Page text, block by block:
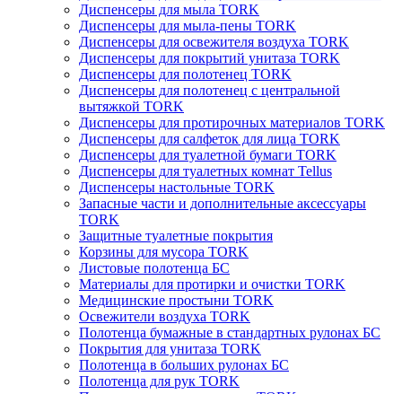
Диспенсеры для мыла TORK
Диспенсеры для мыла-пены TORK
Диспенсеры для освежителя воздуха TORK
Диспенсеры для покрытий унитаза TORK
Диспенсеры для полотенец TORK
Диспенсеры для полотенец с центральной
вытяжкой TORK
Диспенсеры для протирочных материалов TORK
Диспенсеры для салфеток для лица TORK
Диспенсеры для туалетной бумаги TORK
Диспенсеры для туалетных комнат Tellus
Диспенсеры настольные TORK
Запасные части и дополнительные аксессуары
TORK
Защитные туалетные покрытия
Корзины для мусора TORK
Листовые полотенца БС
Материалы для протирки и очистки TORK
Медицинские простыни TORK
Освежители воздуха TORK
Полотенца бумажные в стандартных рулонах БС
Покрытия для унитаза TORK
Полотенца в больших рулонах БС
Полотенца для рук TORK